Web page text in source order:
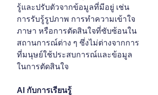
รู้และปรับตัวจากข้อมูลที่มีอยู่ เช่น
การรับรู้รูปภาพ การทำความเข้าใจ
ภาษา หรือการตัดสินใจที่ซับซ้อนใน
สถานการณ์ต่าง ๆ ซึ่งไม่ต่างจากการ
ที่มนุษย์ใช้ประสบการณ์และข้อมูล
ในการตัดสินใจ
AI กับการเรียนรู้